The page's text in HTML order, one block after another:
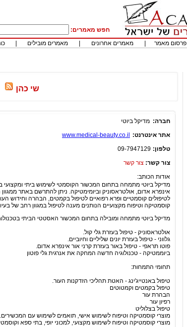
חפש מאמרים:
פרסום מאמר מאמרים אחרונים מאמרים מובילים
שי כהן
חברה: מדיקל ביוטי
אתר אינטרנט:
www.medical-beauty.co.il
טלפון: 09-7947129
צור קשר: צור קשר
אודות הכותב:
מדיקל ביוטי מתמחה בתחום המכשור הקוסמטי לשימוש ביתי ומקצועי
אינפרא אדום, אולטראסוניק וביומימטיקה. ניתן להתרשם באתר ממגוון
לטיפולים קוסמטיים ופרא רפואיים לטיפול בקמטים, הבהרה וחידוש העור
קוסמטיקה וטיפוח מקצועיים הנותנים מענה לטיפול במגוון רחב של
מדיקל ביוטי מתמחה ומובילה בתחום המכשור האסטטי הביתי
אולטראסוניק - טיפול בעזרת גלי קול.
גלווני - טיפול בעזרת יונים שליליים וחיוביים.
פוטו תראפי - טיפול באור בעזרת קרני אור אינפרא אדום.
ביוממטיקה - טכנולוגיה חדשה המחקה את אנרגית גלי פוטון
תחומי התמחות:
טיפול באנטייג'ינג - האטת תהליכי הזדקנות העור.
טיפול בקמטים וקמטוטים
הבהרת עור
רפיון עור
טיפול בצלוליט
מוצרי קוסמטיקה וטיפוח לשימוש אישי, תואמים לשימוש עם המכשירים.
מוצרי קוסמטיקה וטיפוח לשימוש מקצועי, למכוני יופי, בתי ספא